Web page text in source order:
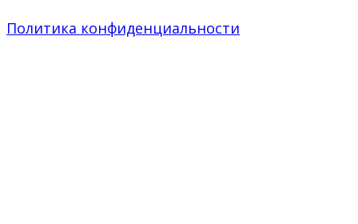
Политика конфиденциальности